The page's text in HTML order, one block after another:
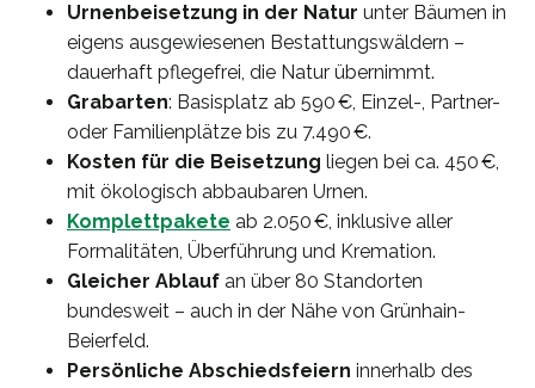
Urnenbeisetzung in der Natur unter Bäumen in
eigens ausgewiesenen Bestattungswäldern –
dauerhaft pflegefrei, die Natur übernimmt.
Grabarten: Basisplatz ab 590 €, Einzel-, Partner-
oder Familienplätze bis zu 7.490 €.
Kosten für die Beisetzung liegen bei ca. 450 €,
mit ökologisch abbaubaren Urnen.
Komplettpakete ab 2.050 €, inklusive aller
Formalitäten, Überführung und Kremation.
Gleicher Ablauf an über 80 Standorten
bundesweit – auch in der Nähe von Grünhain-
Beierfeld.
Persönliche Abschiedsfeiern innerhalb des